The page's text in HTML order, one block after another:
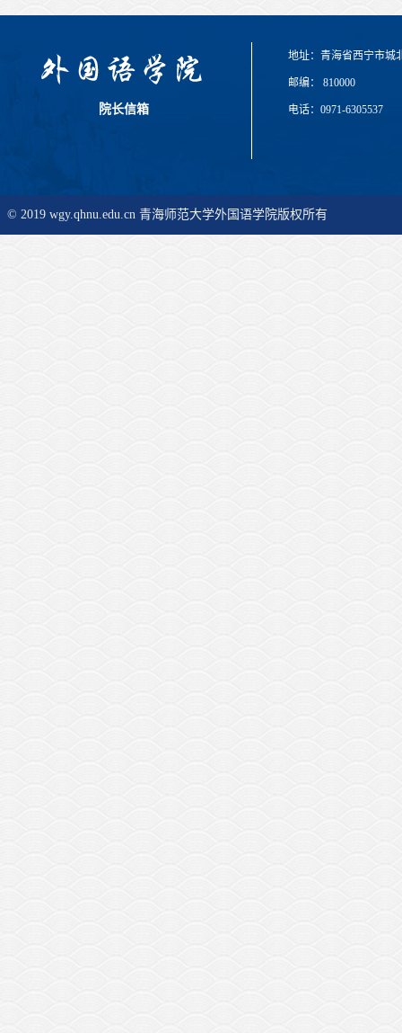
院长信箱
地址：青海省西宁市城
邮编： 810000
电话：0971-6305537
© 2019 wgy.qhnu.edu.cn 青海师范大学外国语学院版权所有